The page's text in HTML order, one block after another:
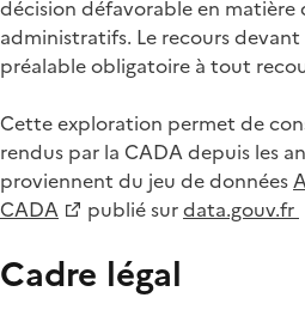
décision défavorable en matière
administratifs. Le recours
préalable obligatoire à tout
Cette exploration permet de
rendus par la CADA depuis les
proviennent du jeu de données
CADA
publié surdata.gouv.fr
Cadre légal